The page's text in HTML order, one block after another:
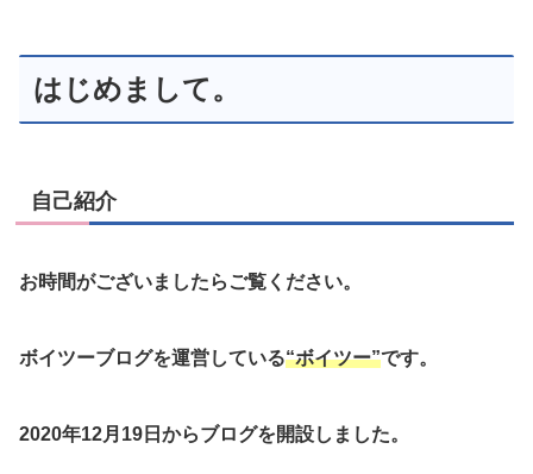
はじめまして。
自己紹介
お時間がございましたらご覧ください。
ボイツーブログを運営している“ボイツー”です。
2020年12月19日からブログを開設しました。